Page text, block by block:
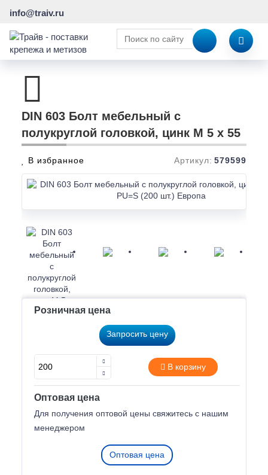
info@traiv.ru
DIN 603 Болт мебельный с
полукруглой головкой, цинк M 5 x 55
В избранное Артикул: 579599
Розничная цена
Запросить цену
В корзину
Оптовая цена
Для получения оптовой цены свяжитесь с нашим
менеджером
Оптовая цена